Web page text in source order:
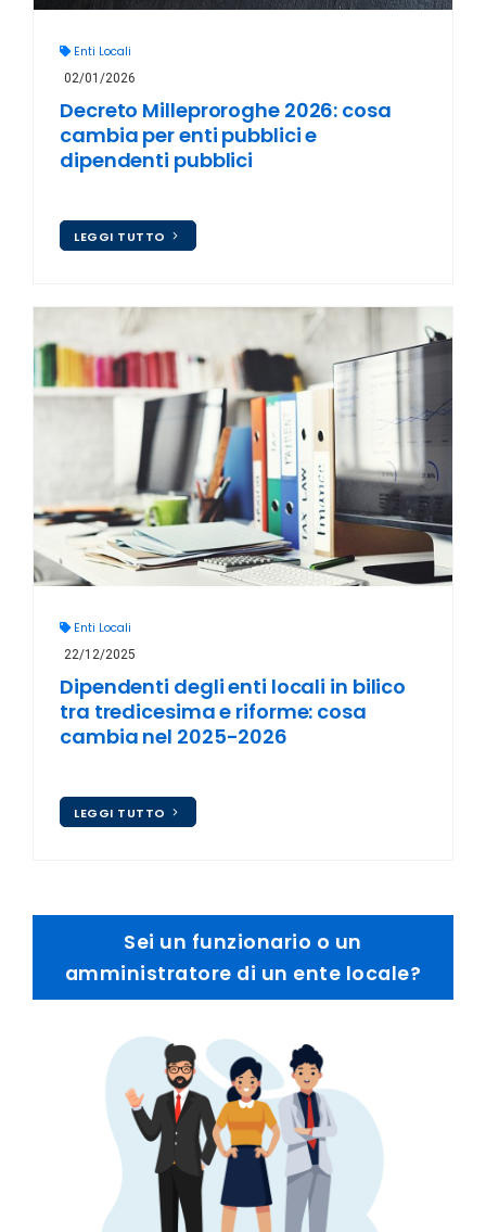
Enti Locali
02/01/2026
Decreto Milleproroghe 2026: cosa
cambia per enti pubblici e
dipendenti pubblici
LEGGI TUTTO
Enti Locali
22/12/2025
Dipendenti degli enti locali in bilico
tra tredicesima e riforme: cosa
cambia nel 2025-2026
LEGGI TUTTO
Sei un funzionario o un
amministratore di un ente locale?